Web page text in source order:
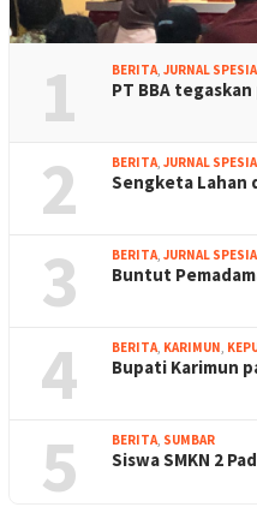
1 BERITA, JURNAL
PT BBA
2 BERITA, JURNAL
Sengketa Lahan
3 BERITA, JURNAL
Buntut
4 BERITA, KARIMUN,
Bupati Karimun
5 BERITA, SUMBAR
Siswa SMKN 2